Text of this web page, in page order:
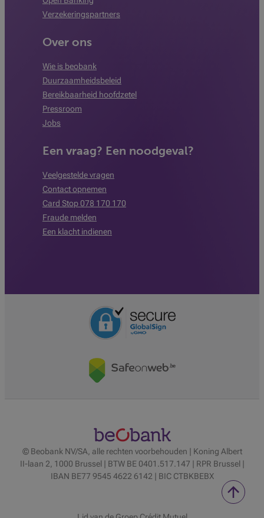
Verzekeringspartners
Over ons
Wie is beobank
Duurzaamheidsbeleid
Bereikbaarheid hoofdzetel
Pressroom
Jobs
Een vraag? Een noodgeval?
Veelgestelde vragen
Contact opnemen
Card Stop 078 170 170
Fraude melden
Een klacht indienen
© Beobank NV/SA, alle rechten voorbehouden | Koning Albert
II-laan 2, 1000 Brussel | BTW BE 0401.517.147 | RPR Brussel |
IBAN BE77 9545 4622 6142 | BIC CTBKBEBX